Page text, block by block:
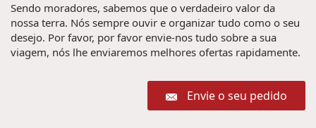
Sendo moradores, sabemos que o verdadeiro valor da
nossa terra. Nós sempre ouvir e organizar tudo como o seu
desejo. Por favor, por favor envie-nos tudo sobre a sua
viagem, nós lhe enviaremos melhores ofertas rapidamente.
Envie o seu pedido